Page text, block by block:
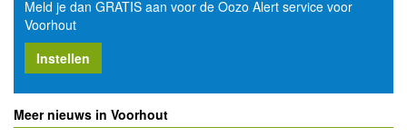
Meld je dan GRATIS aan voor de Oozo Alert service voor
Voorhout
Instellen
Meer nieuws in Voorhout